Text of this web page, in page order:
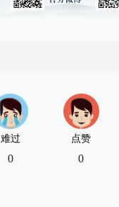
难过
0
点赞
0